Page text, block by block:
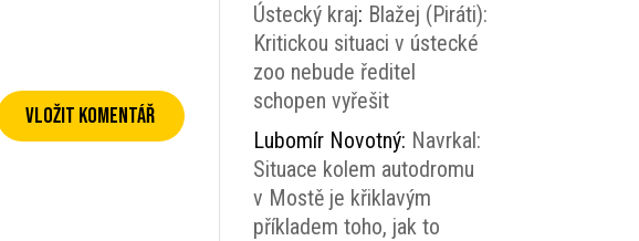
Ústecký kraj: Blažej (Piráti):
Kritickou situaci v ústecké
zoo nebude ředitel
schopen vyřešit
Lubomír Novotný: Navrkal:
Situace kolem autodromu
v Mostě je křiklavým
příkladem toho, jak to